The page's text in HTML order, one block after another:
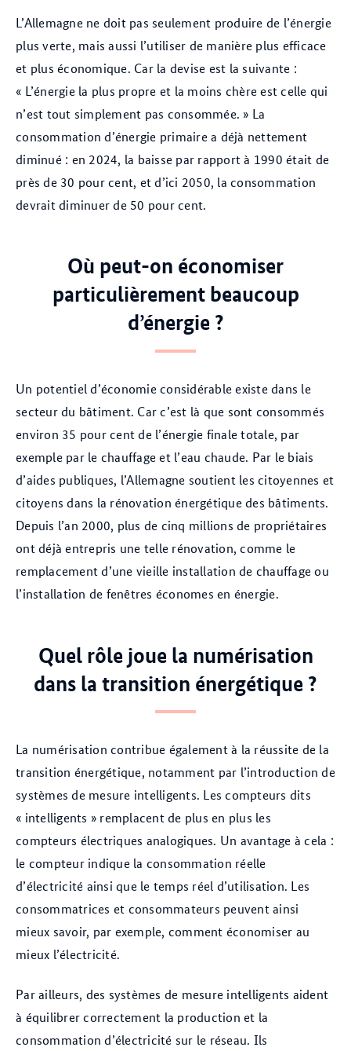
L’Allemagne ne doit pas seulement produire de l’énergie
plus verte, mais aussi l’utiliser de manière plus efficace
et plus économique. Car la devise est la suivante :
« L’énergie la plus propre et la moins chère est celle qui
n’est tout simplement pas consommée. » La
consommation d’énergie primaire a déjà nettement
diminué : en 2024, la baisse par rapport à 1990 était de
près de 30 pour cent, et d’ici 2050, la consommation
devrait diminuer de 50 pour cent.
Où peut-on économiser
particulièrement beaucoup
d’énergie ?
Un potentiel d’économie considérable existe dans le
secteur du bâtiment. Car c’est là que sont consommés
environ 35 pour cent de l’énergie finale totale, par
exemple par le chauffage et l’eau chaude. Par le biais
d’aides publiques, l’Allemagne soutient les citoyennes et
citoyens dans la rénovation énergétique des bâtiments.
Depuis l’an 2000, plus de cinq millions de propriétaires
ont déjà entrepris une telle rénovation, comme le
remplacement d’une vieille installation de chauffage ou
l’installation de fenêtres économes en énergie.
Quel rôle joue la numérisation
dans la transition énergétique ?
La numérisation contribue également à la réussite de la
transition énergétique, notamment par l’introduction de
systèmes de mesure intelligents. Les compteurs dits
« intelligents » remplacent de plus en plus les
compteurs électriques analogiques. Un avantage à cela :
le compteur indique la consommation réelle
d’électricité ainsi que le temps réel d’utilisation. Les
consommatrices et consommateurs peuvent ainsi
mieux savoir, par exemple, comment économiser au
mieux l’électricité.
Par ailleurs, des systèmes de mesure intelligents aident
à équilibrer correctement la production et la
consommation d’électricité sur le réseau. Ils